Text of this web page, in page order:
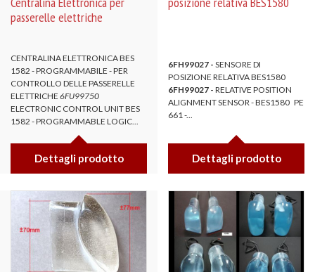
passerelle elettriche
CENTRALINA ELETTRONICA BES
1582 - PROGRAMMABILE - PER
CONTROLLO DELLE PASSERELLE
ELETTRICHE 6FU99750
ELECTRONIC CONTROL UNIT BES
1582 - PROGRAMMABLE LOGIC...
Dettagli prodotto
6FH99027 - SENSORE DI
POSIZIONE RELATIVA BES1580
6FH99027 - RELATIVE POSITION
ALIGNMENT SENSOR - BES1580 PE
661 -...
Dettagli prodotto